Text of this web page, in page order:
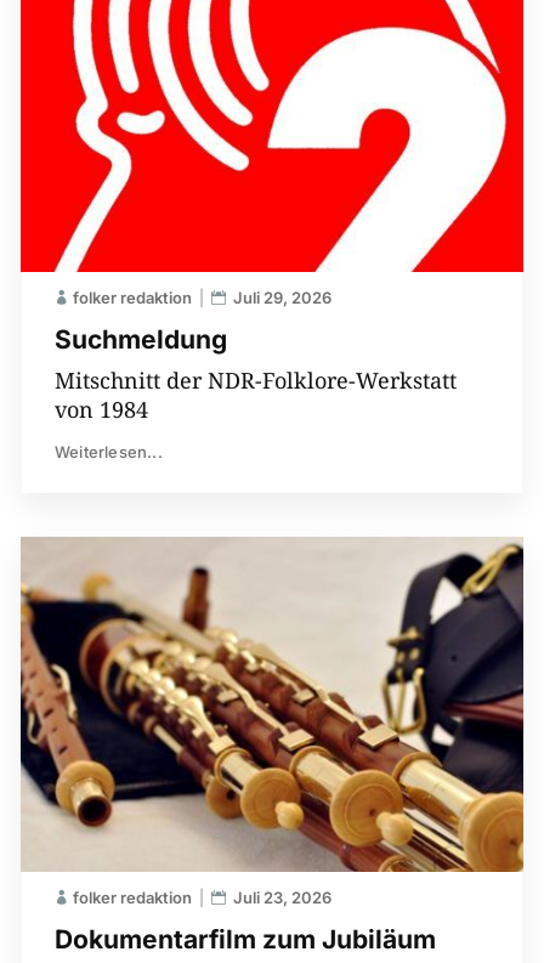
Suchmeldung
folker redaktion Juli 29, 2026
Mitschnitt der NDR-Folklore-Werkstatt
von 1984
Weiterlesen...
Dokumentarfilm zum Jubiläum
folker redaktion Juli 23, 2026